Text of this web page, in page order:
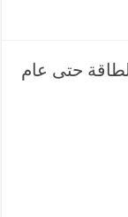
حتى عام